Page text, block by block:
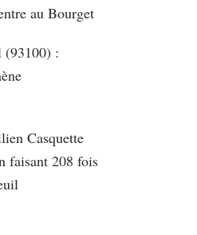
au Bourget
(93100) :
Casquette
faisant 208 fois